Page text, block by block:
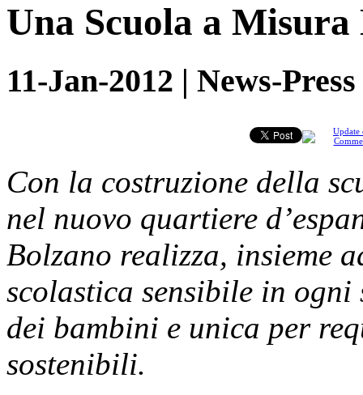
Una Scuola a
11-Jan-2012 | News-
Update
Con la costruzione della
nel nuovo quartiere
Bolzano realizza, insieme
scolastica sensibile in ogni
dei bambini e unica per
sostenibili.